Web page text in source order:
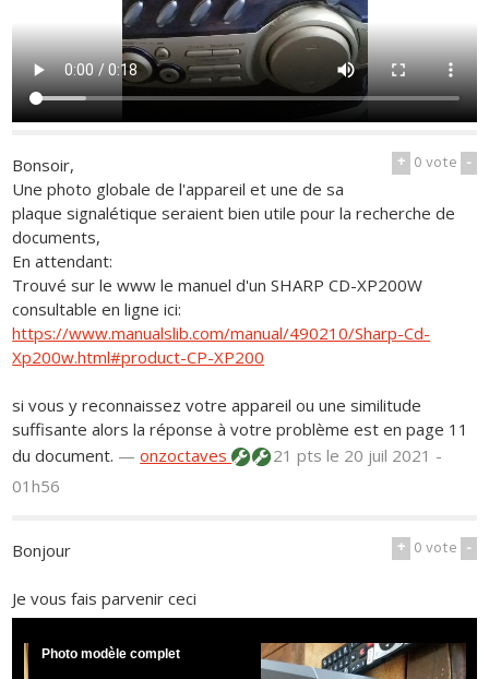
+ 0vote -
Bonsoir,
Une photo globale de l'appareil et une de sa
plaque signalétique seraient bien utile pour la recherche de
documents,
En attendant:
Trouvé sur le www le manuel d'un SHARP CD-XP200W
consultable en ligne ici:
https://www.manualslib.com/manual/490210/Sharp-Cd-
Xp200w.html#product-CP-XP200
si vous y reconnaissez votre appareil ou une similitude
suffisante alors la réponse à votre problème est en page 11
du document. —onzoctaves 21 ptsle 20 juil 2021 -
01h56
+ 0vote -
Bonjour
Je vous fais parvenir ceci
Photo modèle complet